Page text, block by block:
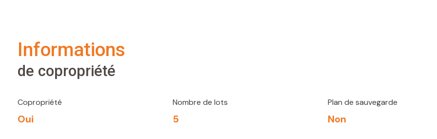
informations
de copropriété
Copropriété
Oui
Nombre de lots
5
Plan de sauvegarde
Non